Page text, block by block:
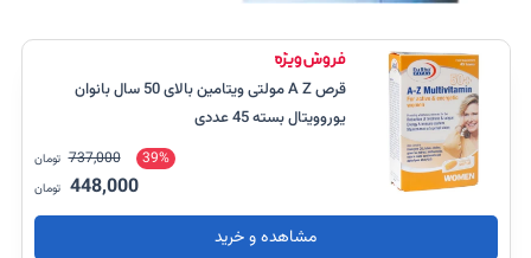
قرص A Z مولتی ویتامین بالای 50 سال بانوان
یوروویتال بسته 45 عددی
39%
737,000 تومان
448,000 تومان
مشاهده و خرید